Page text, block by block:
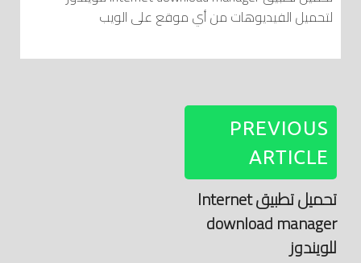
لتحميل الفيديوهات من أي موقع على الويب
PREVIOUS
ARTICLE
تحميل تطبيق Internet
download manager
للويندوز